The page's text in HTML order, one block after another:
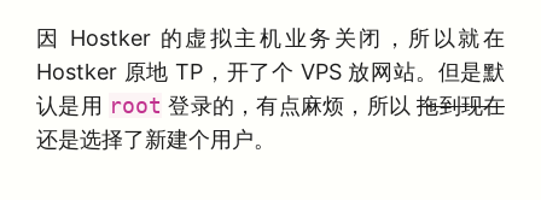
因 Hostker 的虚拟主机业务关闭，所以就在
Hostker 原地 TP，开了个 VPS 放网站。但是默
认是用 root 登录的，有点麻烦，所以拖到现在
还是选择了新建个用户。